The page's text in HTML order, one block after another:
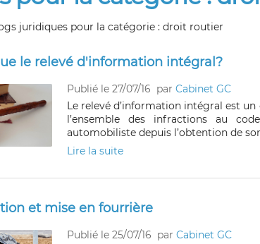
juridiques pour la catégorie : droit routier
le relevé d'information intégral?
Publié le 27/07/16 par Cabinet GC
Le relevé d’information intégral est
l’ensemble des infractions au
automobiliste depuis l’obtention de
Lire la suite
et mise en fourrière
Publié le 25/07/16 par Cabinet GC